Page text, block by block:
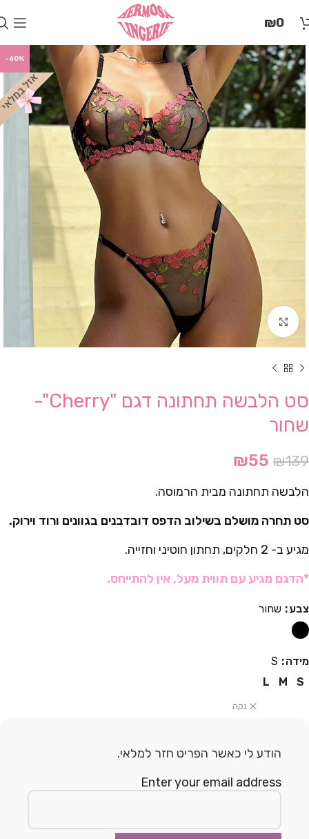
זֶה
מַעֲרֶכֶת
"המרכז
הישראלי
לְהַנְגָּשָׁת
אָתָרִים".
הַמְּסַיַּעַת
₪0
-60%
Click to enlarge
סט הלבשה תחתונה דגם "Cherry"-
שחור
₪139
₪55
הלבשה תחתונה מבית הרמוסה.
סט תחרה מושלם בשילוב הדפס דובדבנים בגוונים ורוד וירוק.
מגיע ב- 2 חלקים, תחתון חוטיני וחזייה.
*הדגם מגיע עם תווית מעל, אין להתייחס.
צבע שחור
מידה
S
S
M
L
נקה
הודע לי כאשר הפריט חזר למלאי.
Enter your email address